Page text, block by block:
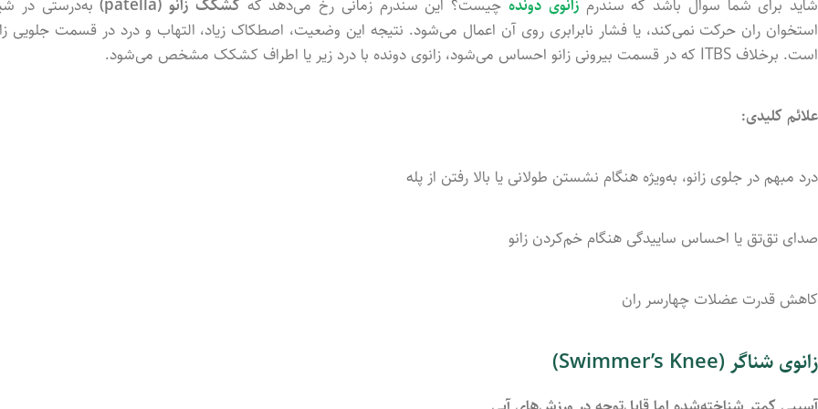
شاید برای شما سوال باشد که سندرمزانوی دونده چیست؟ این سندرمزمانی رخ می‌دهد که کشکک زانو (patella) به‌درستیدر
استخوان ران حرکت نمی‌کند،یافشار نابرابریرویآن اعمال می‌شود. نتیجه این وضعیت، اصطکاک زیاد، التهاب ودرددرقسمتجلویی
است. برخلاف ITBS کهدر قسمت بیرونی زانو احساس می‌شود، زانوی دونده با درد زیر یا اطراف کشکک مشخص می‌شود.
علائمکلیدی:
درد مبهم در جلوی زانو، به‌ویژه هنگام نشستن طولانی یا بالا رفتن از پله
صدای تق‌تق یا احساس ساییدگی هنگام خم‌کردن زانو
کاهش قدرت عضلات چهارسر ران
زانوی شناگر ( Swimmer’s Knee)